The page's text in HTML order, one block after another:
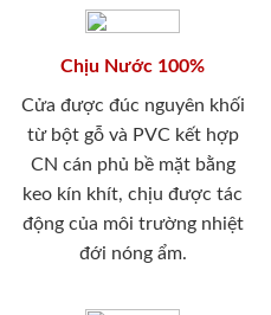
Chịu Nước 100%
Cửa được đúc nguyên khối
từ bột gỗ và PVC kết hợp
CN cán phủ bề mặt bằng
keo kín khít, chịu được tác
động của môi trường nhiệt
đới nóng ẩm.